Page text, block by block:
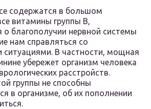
содержатся в большом
витамины группы В,
о благополучии нервной системы
нам справляться со
ситуациями. В частности, мощная
убережет организм человека
расстройств.
группы не способны
в организме, об их пополнении